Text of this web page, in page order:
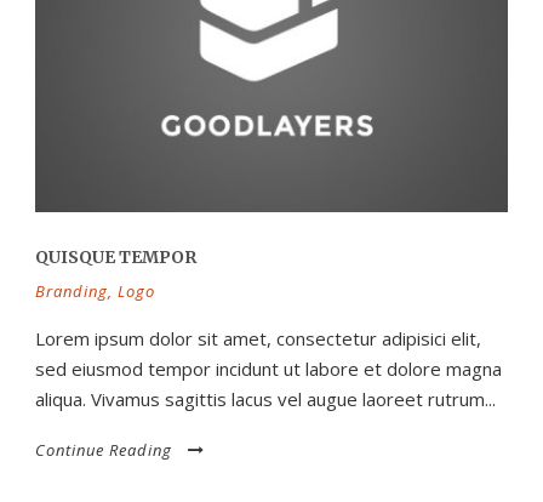
QUISQUE TEMPOR
Branding, Logo
Lorem ipsum dolor sit amet, consectetur adipisici elit,
sed eiusmod tempor incidunt ut labore et dolore magna
aliqua. Vivamus sagittis lacus vel augue laoreet rutrum...
Continue Reading